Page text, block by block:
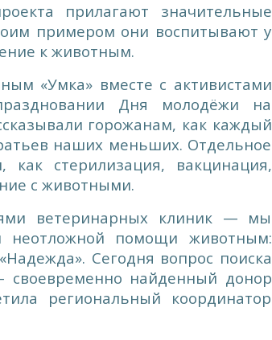
прилагают значительные
примером они воспитывают у
к животным.
«Умка» вместе с активистами
Дня молодёжи на
горожанам, как каждый
наших меньших. Отдельное
стерилизация, вакцинация,
с животными.
ветеринарных клиник — мы
неотложной помощи животным:
Сегодня вопрос поиска
своевременно найденный донор
региональный координатор